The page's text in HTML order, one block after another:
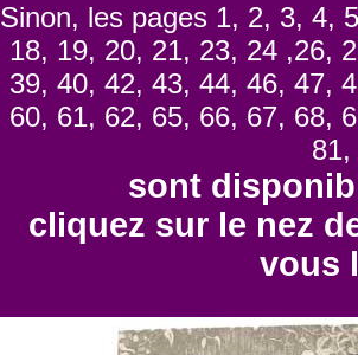
Sinon, les pages 1, 2, 3, 4,
18, 19, 20, 21, 23, 24 ,26,
39, 40, 42, 43, 44, 46, 47,
60, 61, 62, 65, 66, 67, 68,
sont
cliquez sur le nez
vous